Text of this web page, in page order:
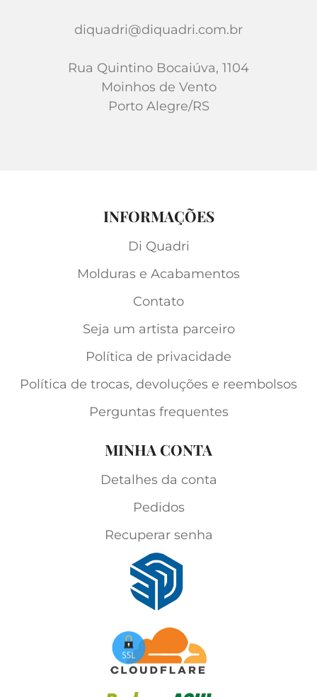
diquadri@diquadri.com.br
Rua Quintino Bocaiúva, 1104
Moinhos de Vento
Porto Alegre/RS
INFORMAÇÕES
Di Quadri
Molduras e Acabamentos
Contato
Seja um artista parceiro
Política de privacidade
Política de trocas, devoluções e reembolsos
Perguntas frequentes
MINHA CONTA
Detalhes da conta
Pedidos
Recuperar senha